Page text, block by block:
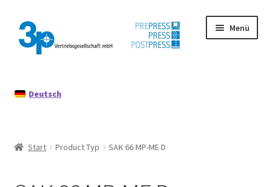
Zur
Navigation
springen
Zum
Inhalt
springen
Menü
Datenschutz
Deutsch
Start Product Typ SAK 66 MP-ME D